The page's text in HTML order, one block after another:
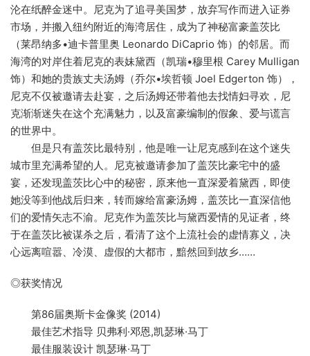
沦在纸醉金迷中。尼克为了追寻美国梦，放弃写作而进入证券
市场，并搬入纽约附近的海湾居住，成为了神秘富豪盖茨比
（莱昂纳多•迪卡普里奥 Leonardo DiCaprio 饰）的邻居。而
海湾的对岸住着尼克的表妹黛西（凯瑞•穆里根 Carey Mulligan
饰）和她的贵族丈夫汤姆（乔尔•埃哲顿 Joel Edgerton 饰），
尼克不仅被邀请去赴宴，之后汤姆还带着他去找情妇寻欢，尼
克渐渐迷失在这个充满魅力，以及富豪编制的假象、爱与谎言
的世界中。
但是只有盖茨比最特别，他是唯一让尼克感到在这个迷失
城市里充满希望的人。尼克被邀请参加了盖茨比豪宅中的盛
宴，还发现盖茨比心中的秘密，原来他一直深爱着黛西，即使
她没等到他战后归来，转而嫁给富豪汤姆，盖茨比一直深信他
们的爱情矢志不渝。尼克作为盖茨比与黛西爱情的见证者，终
于在盖茨比被谋杀之后，看清了这个上流社会的虚情寡义，决
心远离喧嚣、冷漠、虚假的大都市，黯然回到故乡……
◎获奖情况
第86届奥斯卡金像奖 (2014)
最佳艺术指导 贝弗利·邓恩,凯瑟琳·马丁
最佳服装设计 凯瑟琳·马丁